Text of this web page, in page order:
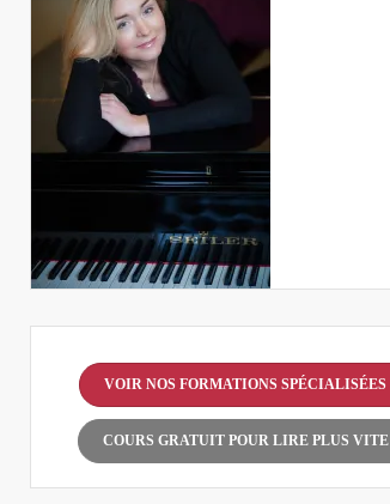
VOIR NOS FORMATIONS SPÉCIALISÉES
COURS GRATUIT POUR LIRE PLUS VITE